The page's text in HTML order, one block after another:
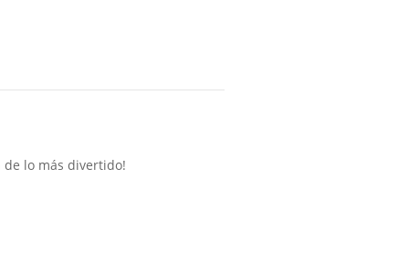
lo más divertido!